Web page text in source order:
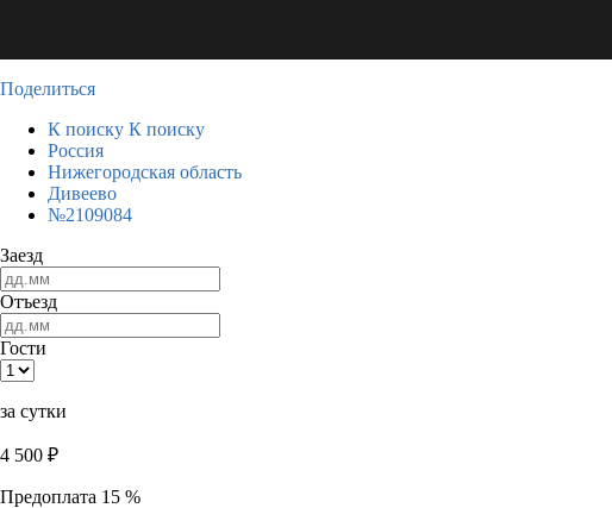
Поделиться
К поиску К поиску
Россия
Нижегородская область
Дивеево
№2109084
Заезд
Отъезд
Гости
за сутки
4 500 ₽
Предоплата 15 %